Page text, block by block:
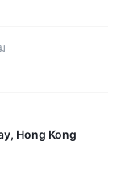
Hong Kong